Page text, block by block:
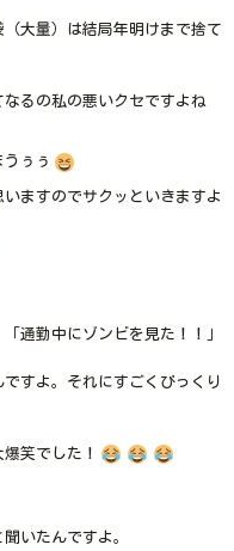
大量）は結局年明けまで捨て
るの私の悪いクセですよね
ぅぅ
ますのでサクッといきますよ
「通勤中にゾンビを見た！！」
すよ。それにすごくびっくり
笑でした！
いたんですよ。